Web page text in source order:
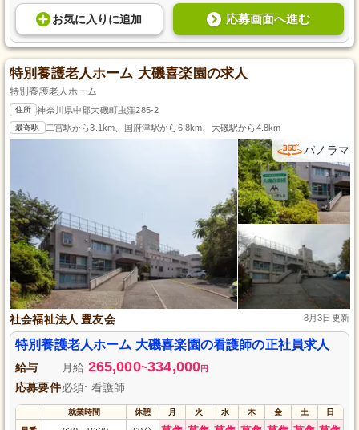
お気に入り に追加 応募画面へ進む
特別養護老人ホーム 大磯喜楽園の求人
特別養護老人ホーム
住所 神奈川県中郡大磯町虫窪285-2
最寄駅 二宮駅から3.1km、国府津駅から6.8km、大磯駅から4.8km
パノラマ
社会福祉法人 豊友会 8月3日更新
特別養護老人ホーム 大磯喜楽園の看護師の正社員求人
給与 月給 265,000~334,000円
応募要件必須: 看護師
就業時間 休憩 月 火 水 木 金 土 日